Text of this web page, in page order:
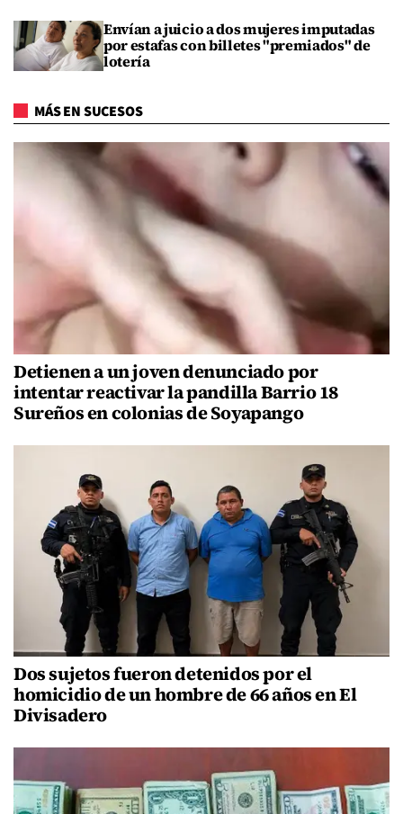
Envían a juicio a dos mujeres imputadas
por estafas con billetes "premiados" de
lotería
MÁS EN SUCESOS
Detienen a un joven denunciado por
intentar reactivar la pandilla Barrio 18
Sureños en colonias de Soyapango
Dos sujetos fueron detenidos por el
homicidio de un hombre de 66 años en El
Divisadero